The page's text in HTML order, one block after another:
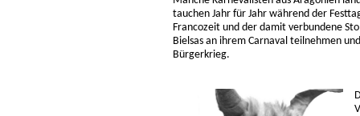
tauchen Jahr für Jahr während der
Francozeit und der damit verbundene
Bielsas an ihrem Carnaval teilnehmen
Bürgerkrieg.